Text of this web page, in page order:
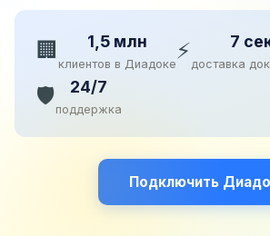
🏢 1,5 млн
клиентов в Диадоке⚡ 7
доставка
🛡️ 24/7
поддержка
Подключить